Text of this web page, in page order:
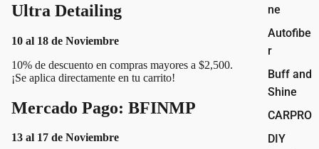
ne
Autofibe
r
Buff and
Shine
CARPRO
DIY
Ultra Detailing
10 al 18 de Noviembre
10% de descuento en compras mayores a $2,500.
¡Se aplica directamente en tu carrito!
Mercado Pago: BFINMP
13 al 17 de Noviembre